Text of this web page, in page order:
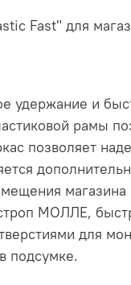
Fast" для
удержание и
рамы
позволяет
магазина
МОЛЛЕ,
для
подсумке.